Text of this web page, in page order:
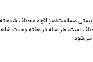
مسالمت‌آمیز اقوام مختلف
مختلف است، هر ساله در هفته وحدت
می‌شود.